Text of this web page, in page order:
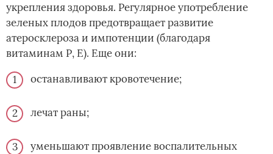
укрепления здоровья. Регулярное употребление
зеленых плодов предотвращает развитие
атеросклероза и импотенции (благодаря
витаминам Р, Е). Еще они:
останавливают кровотечение;
лечат раны;
уменьшают проявление воспалительных